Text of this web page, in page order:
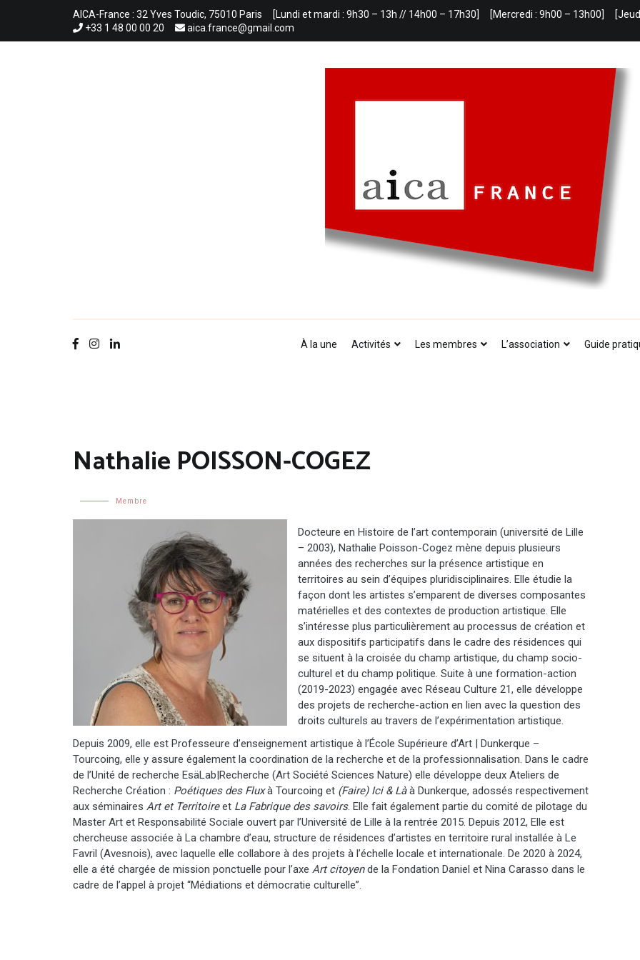
AICA-France : 32 Yves Toudic, 75010 Paris [Lundi et mardi : 9h30 – 13h // 14h00 – 17h30] [Mercredi : 9h00 – 13h00]
+33 1 48 00 00 20
aica.france@gmail.com
À la une Activités Les membres L’association Guide
Nathalie POISSON-COGEZ
Membre
Docteure en Histoire de l’art contemporain (université de Lille
– 2003), Nathalie Poisson-Cogez mène depuis plusieurs
années des recherches sur la présence artistique en
territoires au sein d’équipes pluridisciplinaires. Elle étudie la
façon dont les artistes s’emparent de diverses composantes
matérielles et des contextes de production artistique. Elle
s’intéresse plus particulièrement au processus de création et
aux dispositifs participatifs dans le cadre des résidences qui
se situent à la croisée du champ artistique, du champ socio-
culturel et du champ politique. Suite à une formation-action
(2019-2023) engagée avec Réseau Culture 21, elle développe
des projets de recherche-action en lien avec la question des
droits culturels au travers de l’expérimentation artistique.
Depuis 2009, elle est Professeure d’enseignement artistique à l’École Supérieure d’Art | Dunkerque –
Tourcoing, elle y assure également la coordination de la recherche et de la professionnalisation. Dans le cadre
de l’Unité de recherche EsäLab|Recherche (Art Société Sciences Nature) elle développe deux Ateliers de
Recherche Création : Poétiques des Fluxà Tourcoing et (Faire) Ici & Làà Dunkerque, adossés respectivement
aux séminaires Art et Territoireet La Fabrique des savoirs. Elle fait également partie du comité de pilotage du
Master Art et Responsabilité Sociale ouvert par l’Université de Lille à la rentrée 2015. Depuis 2012, Elle est
chercheuse associée à La chambre d’eau, structure de résidences d’artistes en territoire rural installée à Le
Favril (Avesnois), avec laquelle elle collabore à des projets à l’échelle locale et internationale. De 2020 à 2024,
elle a été chargée de mission ponctuelle pour l’axe Art citoyende la Fondation Daniel et Nina Carasso dans le
cadre de l’appel à projet “Médiations et démocratie culturelle”.